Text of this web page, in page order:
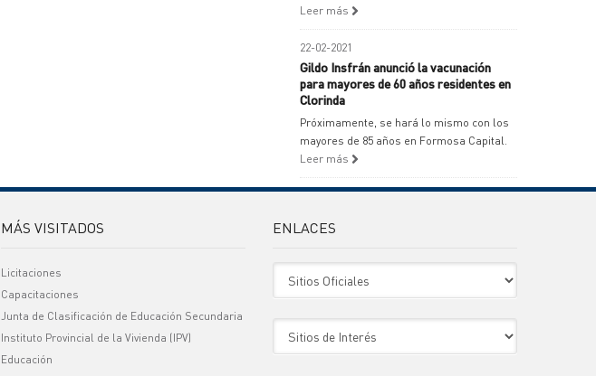
Leer más
22-02-2021
Gildo Insfrán anunció la vacunación
para mayores de 60 años residentes en
Clorinda
Próximamente, se hará lo mismo con los
mayores de 85 años en Formosa Capital.
Leer más
MÁS VISITADOS
Licitaciones
Capacitaciones
Junta de Clasificación de Educación Secundaria
Instituto Provincial de la Vivienda (IPV)
Educación
ENLACES